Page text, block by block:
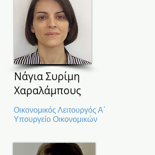
Νάγια Συρίμη
Χαραλάμπους
Οικονομικός Λειτουργός Α΄
Υπουργείο Οικονομικών